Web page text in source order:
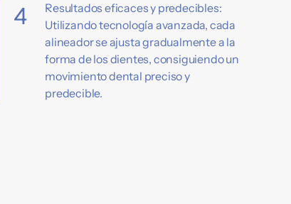
4
Resultados eficaces y predecibles:
Utilizando tecnología avanzada, cada
alineador se ajusta gradualmente a la
forma de los dientes, consiguiendo un
movimiento dental preciso y
predecible.